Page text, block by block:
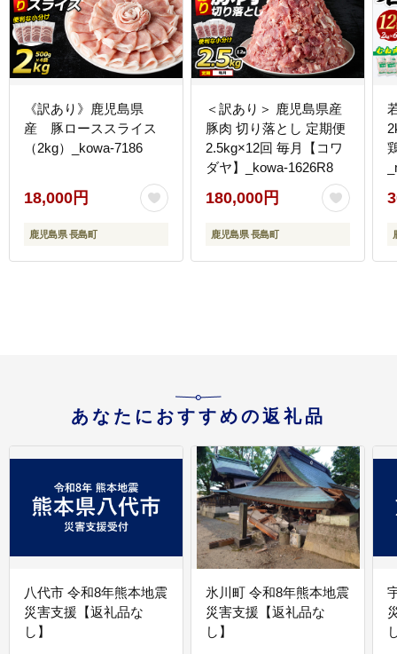
《訳あり》鹿児島県
産 豚ローススライス
（2kg）_kowa-7186
18,000円
鹿児島県 長島町
＜訳あり＞ 鹿児島県産
豚肉 切り落とし 定期便
2.5kg×12回 毎月【コワ
ダヤ】_kowa-1626R8
180,000円
鹿児島県 長島町
あなたにおすすめの返礼品
八代市 令和8年熊本地震
災害支援【返礼品な
し】
氷川町 令和8年熊本地震
災害支援【返礼品な
し】